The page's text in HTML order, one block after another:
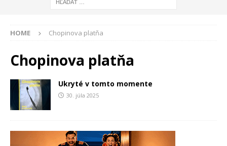
HOME Chopinova platňa
Chopinova platňa
Ukryté v tomto momente
30. júla 2025